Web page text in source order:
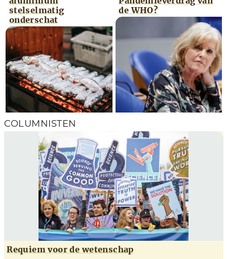
stelselmatig
onderschat
de WHO?
COLUMNISTEN
Requiem voor de wetenschap